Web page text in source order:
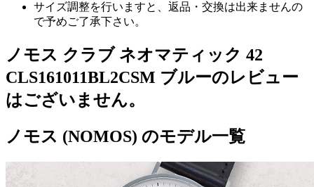
サイズ調整を行いますと、返品・交換は出来ませんの
で予めご了承下さい。
ノモス クラブ ネオマティック 42
CLS161011BL2CSM ブルーのレビュー
はございません。
ノモス (NOMOS) のモデル一覧